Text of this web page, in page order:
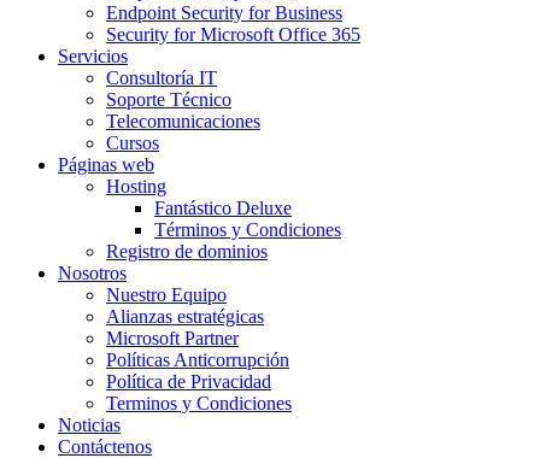
Endpoint Security for Business
Security for Microsoft Office 365
Servicios
Consultoría IT
Soporte Técnico
Telecomunicaciones
Cursos
Páginas web
Hosting
Fantástico Deluxe
Términos y Condiciones
Registro de dominios
Nosotros
Nuestro Equipo
Alianzas estratégicas
Microsoft Partner
Políticas Anticorrupción
Política de Privacidad
Terminos y Condiciones
Noticias
Contáctenos